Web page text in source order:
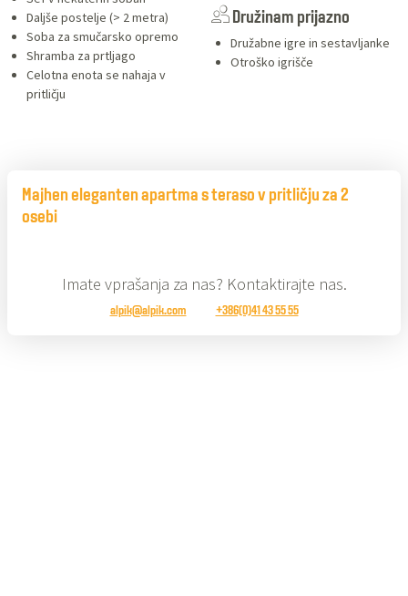
Daljše postelje (> 2 metra)
Soba za smučarsko opremo
Shramba za prtljago
Celotna enota se nahaja v
pritličju
Družinam prijazno
Družabne igre in sestavljanke
Otroško igrišče
Majhen eleganten apartma s teraso v pritličju za 2
osebi
Imate vprašanja za nas? Kontaktirajte nas.
alpik@alpik.com +386(0)41 43 55 55